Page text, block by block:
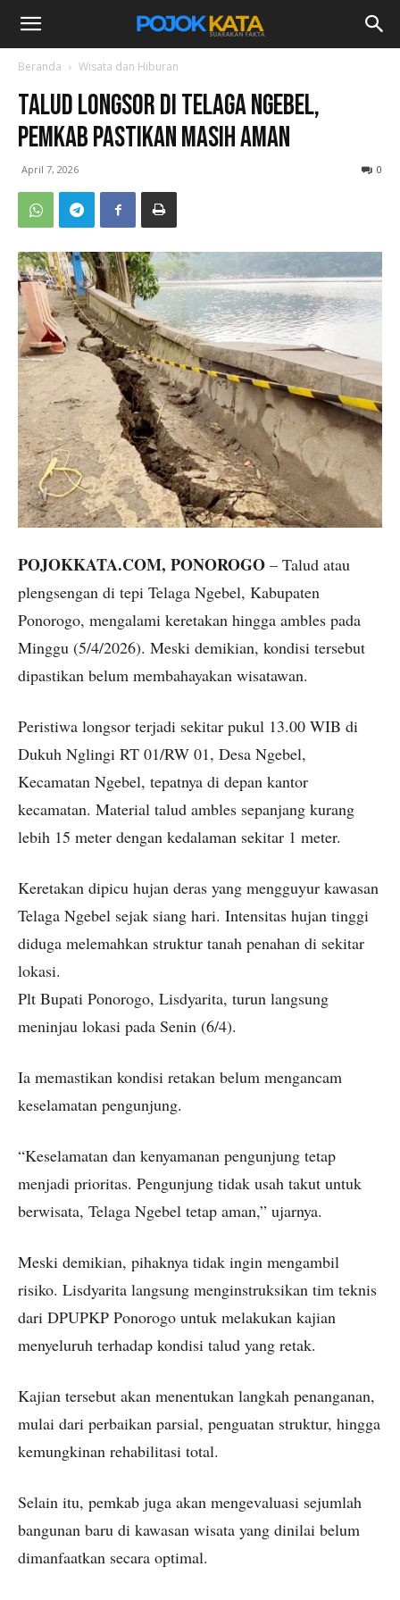
Beranda Wisata dan Hiburan
Talud Longsor di Telaga Ngebel,
Pemkab Pastikan Masih Aman
April 7, 2026 0
POJOKKATA.COM, PONOROGO – Talud atau
plengsengan di tepi Telaga Ngebel, Kabupaten
Ponorogo, mengalami keretakan hingga ambles pada
Minggu (5/4/2026). Meski demikian, kondisi tersebut
dipastikan belum membahayakan wisatawan.
Peristiwa longsor terjadi sekitar pukul 13.00 WIB di
Dukuh Nglingi RT 01/RW 01, Desa Ngebel,
Kecamatan Ngebel, tepatnya di depan kantor
kecamatan. Material talud ambles sepanjang kurang
lebih 15 meter dengan kedalaman sekitar 1 meter.
Keretakan dipicu hujan deras yang mengguyur kawasan
Telaga Ngebel sejak siang hari. Intensitas hujan tinggi
diduga melemahkan struktur tanah penahan di sekitar
lokasi.
Plt Bupati Ponorogo, Lisdyarita, turun langsung
meninjau lokasi pada Senin (6/4).
Ia memastikan kondisi retakan belum mengancam
keselamatan pengunjung.
“Keselamatan dan kenyamanan pengunjung tetap
menjadi prioritas. Pengunjung tidak usah takut untuk
berwisata, Telaga Ngebel tetap aman,” ujarnya.
Meski demikian, pihaknya tidak ingin mengambil
risiko. Lisdyarita langsung menginstruksikan tim teknis
dari DPUPKP Ponorogo untuk melakukan kajian
menyeluruh terhadap kondisi talud yang retak.
Kajian tersebut akan menentukan langkah penanganan,
mulai dari perbaikan parsial, penguatan struktur, hingga
kemungkinan rehabilitasi total.
Selain itu, pemkab juga akan mengevaluasi sejumlah
bangunan baru di kawasan wisata yang dinilai belum
dimanfaatkan secara optimal.